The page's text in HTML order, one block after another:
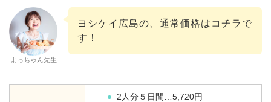
よっちゃん先生
ヨシケイ広島の、通常価格はコチラで
す！
2人分５日間…5,720円